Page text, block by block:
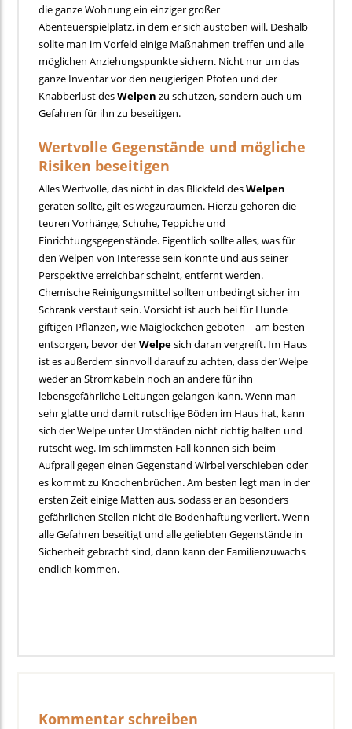
die ganze Wohnung ein einziger großer
Abenteuerspielplatz, in dem er sich austoben will. Deshalb
sollte man im Vorfeld einige Maßnahmen treffen und alle
möglichen Anziehungspunkte sichern. Nicht nur um das
ganze Inventar vor den neugierigen Pfoten und der
Knabberlust desWelpen zu schützen, sondern auch um
Gefahren für ihn zu beseitigen.
Wertvolle Gegenstände und mögliche
Risiken beseitigen
Alles Wertvolle, das nicht in das Blickfeld desWelpen
geraten sollte, gilt es wegzuräumen. Hierzu gehören die
teuren Vorhänge, Schuhe, Teppiche und
Einrichtungsgegenstände. Eigentlich sollte alles, was für
den Welpen von Interesse sein könnte und aus seiner
Perspektive erreichbar scheint, entfernt werden.
Chemische Reinigungsmittel sollten unbedingt sicher im
Schrank verstaut sein. Vorsicht ist auch bei für Hunde
giftigen Pflanzen, wie Maiglöckchen geboten – am besten
entsorgen, bevor derWelpesich daran vergreift. Im Haus
ist es außerdem sinnvoll darauf zu achten, dass der Welpe
weder an Stromkabeln noch an andere für ihn
lebensgefährliche Leitungen gelangen kann. Wenn man
sehr glatte und damit rutschige Böden im Haus hat, kann
sich der Welpe unter Umständen nicht richtig halten und
rutscht weg. Im schlimmsten Fall können sich beim
Aufprall gegen einen Gegenstand Wirbel verschieben oder
es kommt zu Knochenbrüchen. Am besten legt man in der
ersten Zeit einige Matten aus, sodass er an besonders
gefährlichen Stellen nicht die Bodenhaftung verliert. Wenn
alle Gefahren beseitigt und alle geliebten Gegenstände in
Sicherheit gebracht sind, dann kann der Familienzuwachs
endlich kommen.
Kommentar schreiben